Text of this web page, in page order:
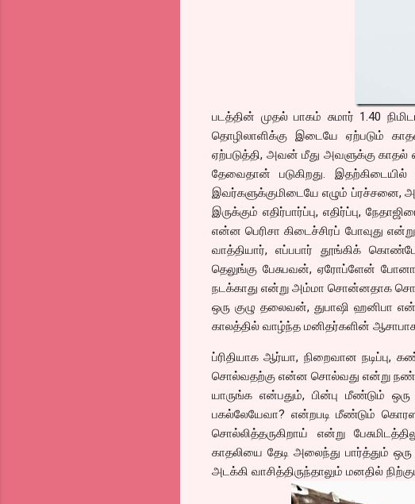
படத்தின் முதல் பாகம் சுமார் 1.40
தொழிலாளிக்கு இடையே ஏற்படும்
ஏற்படுத்தி, அவன் மீது அவளுக்கு
தேவைதான் படுகிறது.
இவர்களுக்குமிடையே எழும் ப்ரச்சனை,
இருக்கும் எதிர்பார்ப்பு, எதிர்ப்பு,
என்ன பெரிசா கிடைச்சிரப் போவுது
வாத்தியார், எப்பபார் தூங்கிக்
தெலுங்கு பேசுபவன், ஏரோப்ளேன்
நடக்காது என்று அம்மா சொன்னதாக
ஒரு குழு தலைவன், துபாஷி ஹனிபா
காலத்தில் வாழ்ந்த மனிதர்களின்
ப்ரிதியாக ஆர்யா, நிறைவான நடிப்பு,
சொல்வதற்கு என்ன சொல்வது என்று
யாருங்க என்பதும், பின்பு மீண்டும்
பகல்லேயேவா? என்றபடி மீண்டும்
சொல்லித்தருகிறாய் என்று
காதலியை தேடி அலைந்து பார்த்தும்
அடக்கி வாசித்திருந்தாலும் மனதில்